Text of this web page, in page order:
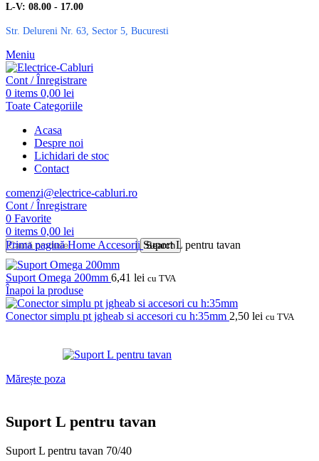
L-V: 08.00 - 17.00
Str. Delureni Nr. 63, Sector 5, Bucuresti
Meniu
Cont / Înregistrare
0 items 0,00 lei
Toate Categoriile
Acasa
Despre noi
Lichidari de stoc
Contact
comenzi@electrice-cabluri.ro
Cont / Înregistrare
0 Favorite
0 items 0,00 lei
Search
Prima paginăHome Accesorii Suport L pentru tavan
Suport Omega 200mm 6,41 lei cu TVA
Înapoi la produse
Conector simplu pt jgheab si accesori cu h:35mm 2,50 lei cu TVA
Mărește poza
Suport L pentru tavan
Suport L pentru tavan 70/40